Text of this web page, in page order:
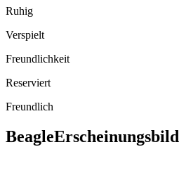
Ruhig
Verspielt
Freundlichkeit
Reserviert
Freundlich
BeagleErscheinungsbild